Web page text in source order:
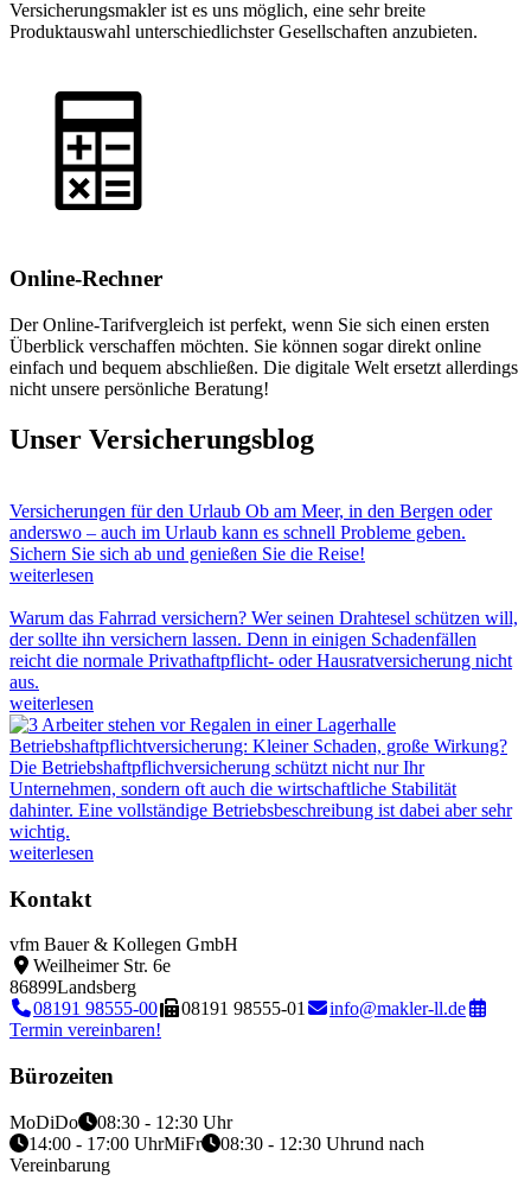
Versicherungsmakler ist es uns möglich, eine sehr breite
Produktauswahl unterschiedlichster Gesellschaften anzubieten.
Online-Rechner
Der Online-Tarifvergleich ist perfekt, wenn Sie sich einen ersten
Überblick verschaffen möchten. Sie können sogar direkt online
einfach und bequem abschließen. Die digitale Welt ersetzt allerdings
nicht unsere persönliche Beratung!
Unser Versicherungsblog
Versicherungen für den Urlaub Ob am Meer, in den Bergen oder
anderswo – auch im Urlaub kann es schnell Probleme geben.
Sichern Sie sich ab und genießen Sie die Reise!
weiterlesen
Warum das Fahrrad versichern? Wer seinen Drahtesel schützen will,
der sollte ihn versichern lassen. Denn in einigen Schadenfällen
reicht die normale Privathaftpflicht- oder Hausratversicherung nicht
aus.
weiterlesen
Betriebshaftpflichtversicherung: Kleiner Schaden, große Wirkung?
Die Betriebshaftpflichversicherung schützt nicht nur Ihr
Unternehmen, sondern oft auch die wirtschaftliche Stabilität
dahinter. Eine vollständige Betriebsbeschreibung ist dabei aber sehr
wichtig.
weiterlesen
Kontakt
vfm Bauer & Kollegen GmbH
Weilheimer Str. 6e
86899Landsberg
08191 98555-00
08191 98555-01
info@makler-ll.de
Termin vereinbaren!
Bürozeiten
MoDiDo
08:30 - 12:30 Uhr
14:00 - 17:00 UhrMiFr 08:30 - 12:30 Uhrund nach
Vereinbarung